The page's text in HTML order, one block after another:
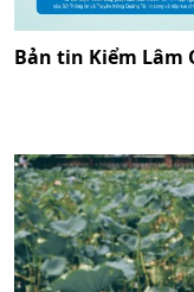
Bản tin Kiểm Lâm